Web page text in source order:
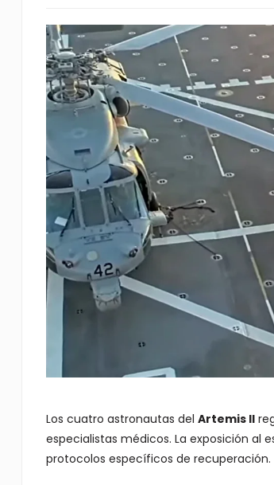
Los cuatro astronautas del Artemis II
especialistas médicos. La exposición al
protocolos específicos de recuperación.